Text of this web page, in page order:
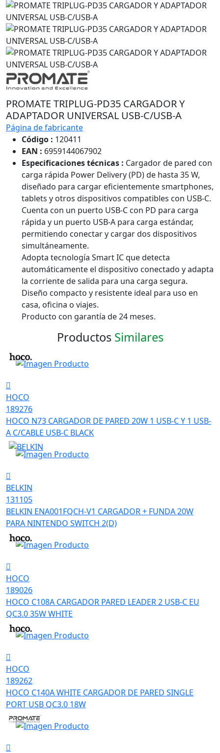
PROMATE TRIPLUG-PD35 CARGADOR Y
ADAPTADOR UNIVERSAL USB-C/USB-A
Página de fabricante
Código : 120411
EAN : 6959144067902
Especificaciones técnicas : Cargador de pared con
carga rápida Power Delivery (PD) de hasta 35 W,
diseñado para cargar eficientemente smartphones,
tablets y otros dispositivos compatibles con USB-C.
Cuenta con un puerto USB-C con PD para carga
rápida y un puerto USB-A para carga estándar,
permitiendo conectar y cargar dos dispositivos
simultáneamente.
Adopta tecnología Smart IC que detecta
automáticamente el dispositivo conectado y adapta
la corriente de salida para una carga segura.
Diseño compacto y resistente ideal para uso en
casa, oficina o viajes.
Producto con garantía de 24 meses.
Productos Similares
HOCO
189276
HOCO N73 CARGADOR DE PARED 20W 1 USB-C Y 1 USB-
A C/CABLE USB-C BLACK
BELKIN
131105
BELKIN ENA001FQCH-V1 CARGADOR + FUNDA 20W
PARA NINTENDO SWITCH 2(D)
HOCO
189026
HOCO C108A CARGADOR PARED LEADER 2 USB-C EU
QC3.0 35W WHITE
HOCO
189262
HOCO C140A WHITE CARGADOR DE PARED SINGLE
PORT USB QC3.0 18W